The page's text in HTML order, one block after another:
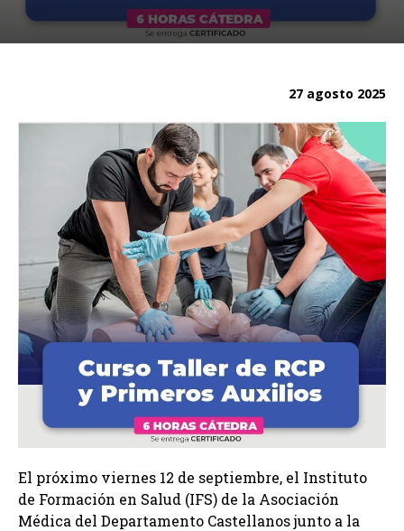
27 agosto 2025
El próximo viernes 12 de septiembre, el Instituto
de Formación en Salud (IFS) de la Asociación
Médica del Departamento Castellanos junto a la